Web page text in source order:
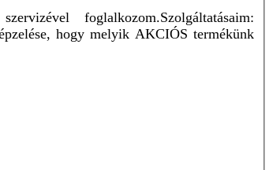
foglalkozom.Szolgáltatásaim:
hogy melyik AKCIÓS termékünk